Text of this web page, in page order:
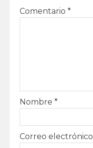
Comentario *
Nombre *
Correo electrónico